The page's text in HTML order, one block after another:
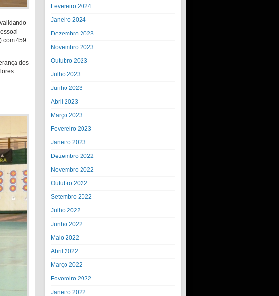
com 459
dos
Fevereiro 2024
Janeiro 2024
Dezembro 2023
Novembro 2023
Outubro 2023
Julho 2023
Junho 2023
Abril 2023
Março 2023
Fevereiro 2023
Janeiro 2023
Dezembro 2022
Novembro 2022
Outubro 2022
Setembro 2022
Julho 2022
Junho 2022
Maio 2022
Abril 2022
Março 2022
Fevereiro 2022
Janeiro 2022